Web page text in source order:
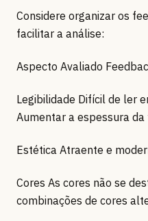
Considere organizar os
facilitar a análise:
Aspecto Avaliado
Legibilidade Difícil de ler
Aumentar a espessura da
Estética Atraente e
Cores As cores não se
combinações de cores